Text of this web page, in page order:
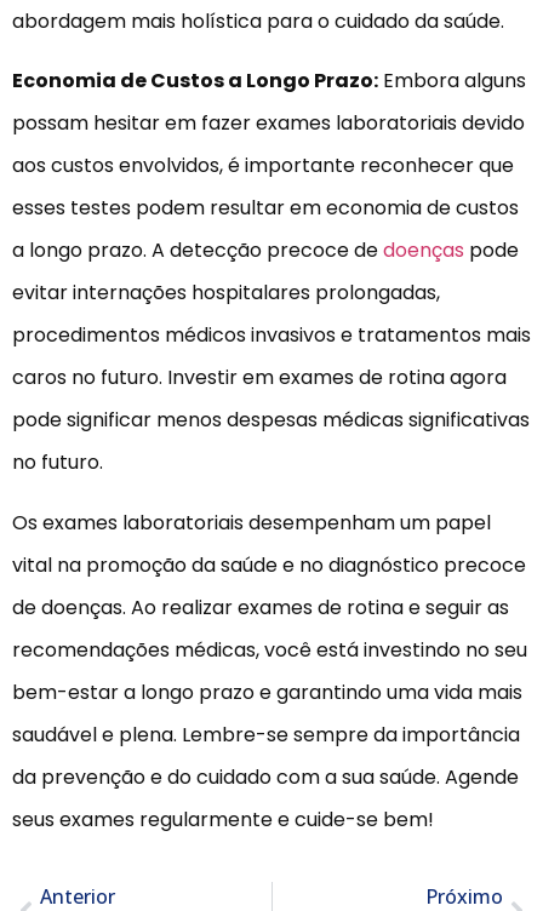
abordagem mais holística para o cuidado da saúde.
Economia de Custos a Longo Prazo: Embora alguns
possam hesitar em fazer exames laboratoriais devido
aos custos envolvidos, é importante reconhecer que
esses testes podem resultar em economia de custos
a longo prazo. A detecção precoce dedoenças pode
evitar internações hospitalares prolongadas,
procedimentos médicos invasivos e tratamentos mais
caros no futuro. Investir em exames de rotina agora
pode significar menos despesas médicas significativas
no futuro.
Os exames laboratoriais desempenham um papel
vital na promoção da saúde e no diagnóstico precoce
de doenças. Ao realizar exames de rotina e seguir as
recomendações médicas, você está investindo no seu
bem-estar a longo prazo e garantindo uma vida mais
saudável e plena. Lembre-se sempre da importância
da prevenção e do cuidado com a sua saúde. Agende
seus exames regularmente e cuide-se bem!
Anterior Próximo